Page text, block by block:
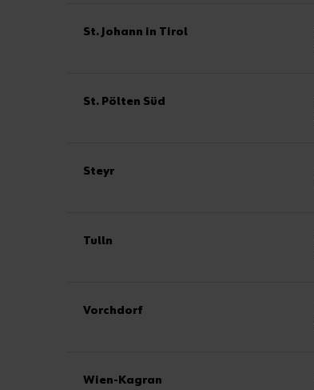
St. Johann in Tirol
St. Pölten Süd
Steyr
Tulln
Vorchdorf
Wien-Kagran